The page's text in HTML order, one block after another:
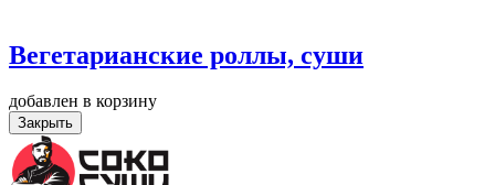
Вегетарианские роллы, суши
добавлен в корзину
Закрыть